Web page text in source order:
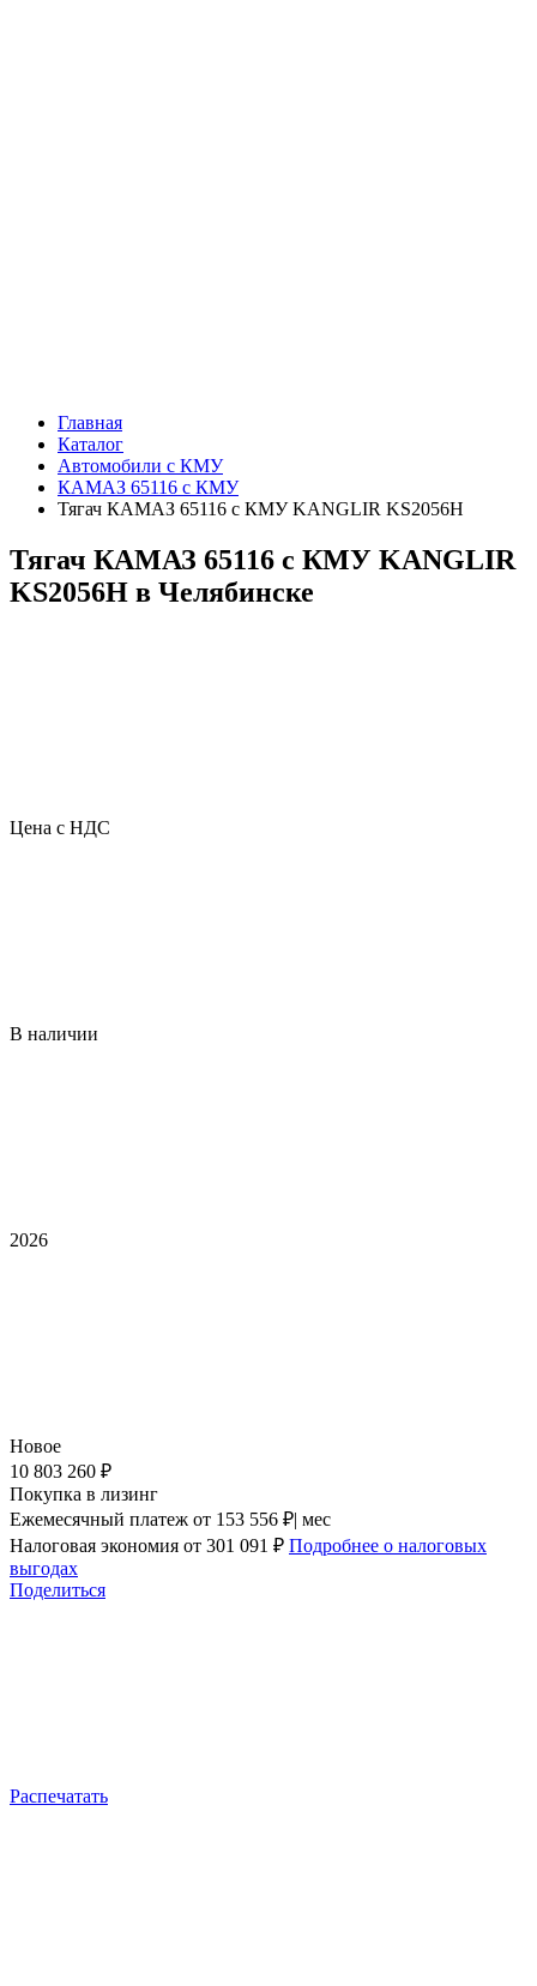
Главная
Каталог
Автомобили с КМУ
КАМАЗ 65116 с КМУ
Тягач КАМАЗ 65116 с КМУ KANGLIR KS2056H
Тягач КАМАЗ 65116 с КМУ KANGLIR
KS2056H в Челябинске
Цена с НДС
В наличии
2026
Новое
10 803 260 ₽
Покупка в лизинг
Ежемесячный платеж от 153 556 ₽| мес
Налоговая экономия от 301 091 ₽ Подробнее о налоговых
выгодах
Поделиться
Распечатать